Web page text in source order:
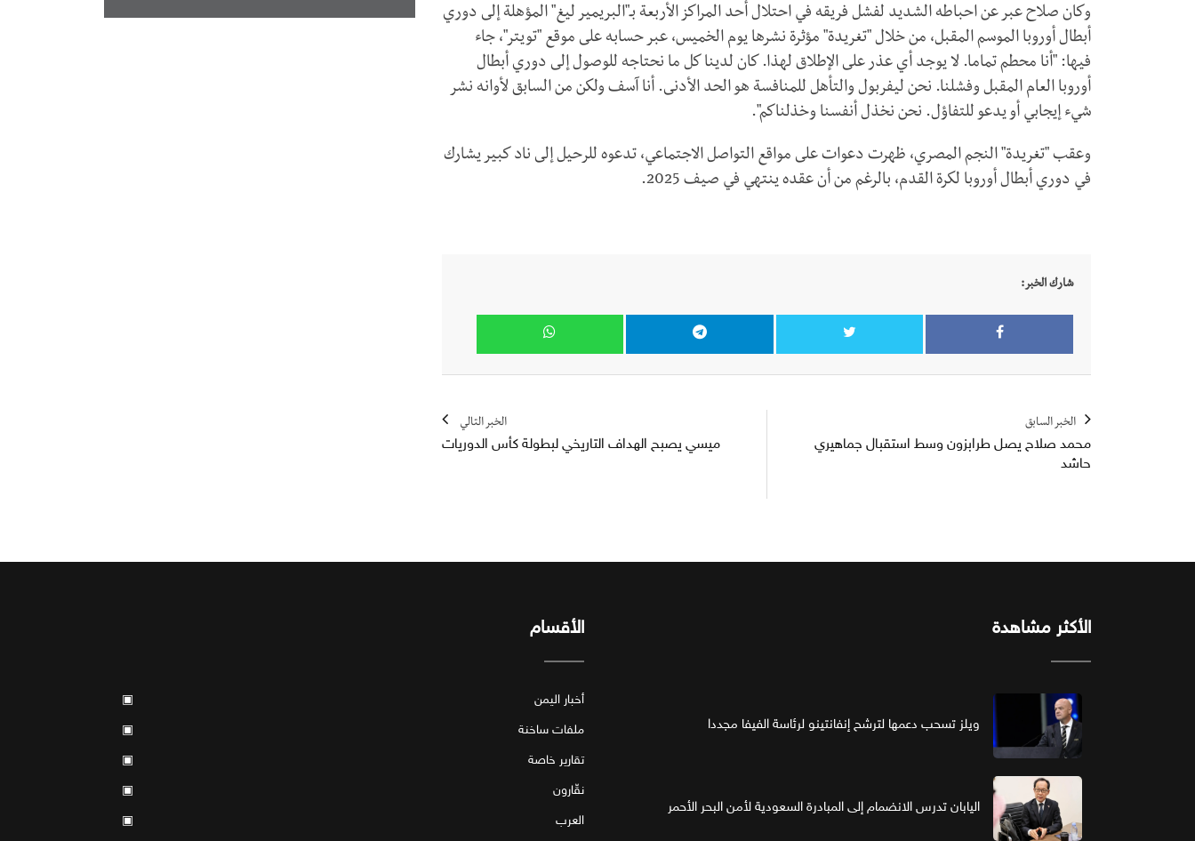
وكان صلاح عبر عن احباطه الشديد لفشل فريقه في احتلال أحد المراكز الأربعة بـ"البريمير ليغ" المؤهلة إلى دوري
أبطال أوروبا الموسم المقبل، من خلال "تغريدة" مؤثرة نشرها يوم الخميس، عبر حسابه على موقع "تويتر"، جاء
فيها: "أنا محطم تماما. لا يوجد أي عذر على الإطلاق لهذا. كان لدينا كل ما نحتاجه للوصول إلى دوري أبطال
أوروبا العام المقبل وفشلنا. نحن ليفربول والتأهل للمنافسة هو الحد الأدنى. أنا آسف ولكن من السابق لأوانه نشر
شيء إيجابي أو يدعو للتفاؤل. نحن نخذل أنفسنا وخذلناكم".
وعقب "تغريدة" النجم المصري، ظهرت دعوات على مواقع التواصل الاجتماعي، تدعوه للرحيل إلى ناد كبير يشارك
في دوري أبطال أوروبا لكرة القدم، بالرغم من أن عقده ينتهي في صيف 2025.
شارك الخبر:
الخبر السابق
محمد صلاح يصل طرابزون وسط استقبال جماهيري
حاشد
الخبر التالي
ميسي يصبح الهداف التاريخي لبطولة كأس الدوريات
الأكثر مشاهدة
ويلز تسحب دعمها لترشح إنفانتينو لرئاسة الفيفا مجددا
اليابان تدرس الانضمام إلى المبادرة السعودية لأمن البحر الأحمر
الأقسام
أخبار اليمن
▣
ملفات ساخنة
▣
تقارير خاصة
▣
نقّارون
▣
العرب
▣